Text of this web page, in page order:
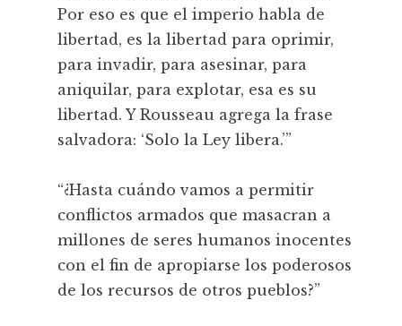
Por eso es que el imperio habla de
libertad, es la libertad para oprimir,
para invadir, para asesinar, para
aniquilar, para explotar, esa es su
libertad. Y Rousseau agrega la frase
salvadora: ‘Solo la Ley libera.’”
“¿Hasta cuándo vamos a permitir
conflictos armados que masacran a
millones de seres humanos inocentes
con el fin de apropiarse los poderosos
de los recursos de otros pueblos?”